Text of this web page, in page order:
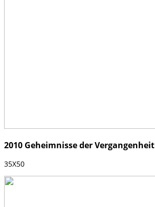
2010 Geheimnisse der Vergangenheit
35X50